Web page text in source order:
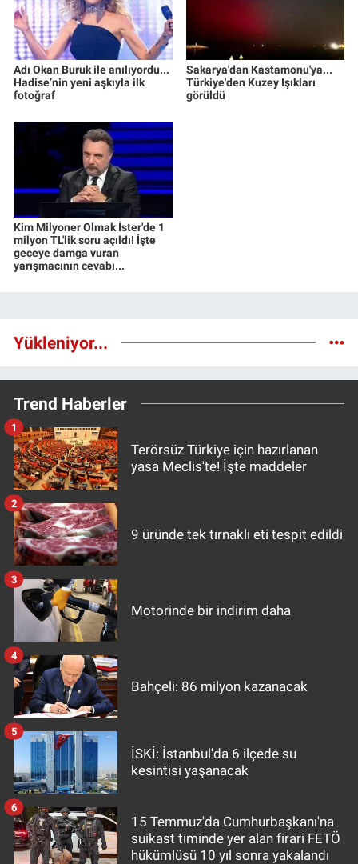
Adı Okan Buruk ile anılıyordu...
Hadise’nin yeni aşkıyla ilk
fotoğraf
Sakarya'dan Kastamonu'ya...
Türkiye'den Kuzey Işıkları
görüldü
Kim Milyoner Olmak İster'de 1
milyon TL'lik soru açıldı! İşte
geceye damga vuran
yarışmacının cevabı...
Yükleniyor...
Trend Haberler
Terörsüz Türkiye için hazırlanan
yasa Meclis'te! İşte maddeler
1
9 üründe tek tırnaklı eti tespit edildi
2
Motorinde bir indirim daha
3
Bahçeli: 86 milyon kazanacak
4
İSKİ: İstanbul'da 6 ilçede su
kesintisi yaşanacak
5
15 Temmuz'da Cumhurbaşkanı'na
suikast timinde yer alan firari FETÖ
hükümlüsü 10 yıl sonra yakalandı
6